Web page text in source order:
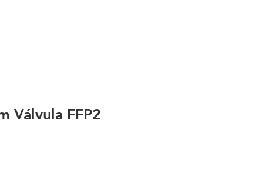
Válvula FFP2